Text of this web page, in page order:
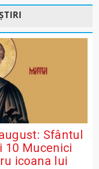
Sfântul
10 Mucenici
icoana lui